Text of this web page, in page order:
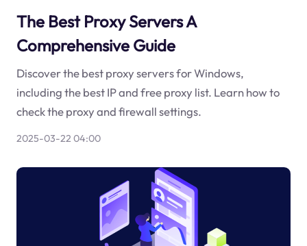
The Best Proxy Servers A
Comprehensive Guide
Discover the best proxy servers for Windows,
including the best IP and free proxy list. Learn how to
check the proxy and firewall settings.
2025-03-22 04:00